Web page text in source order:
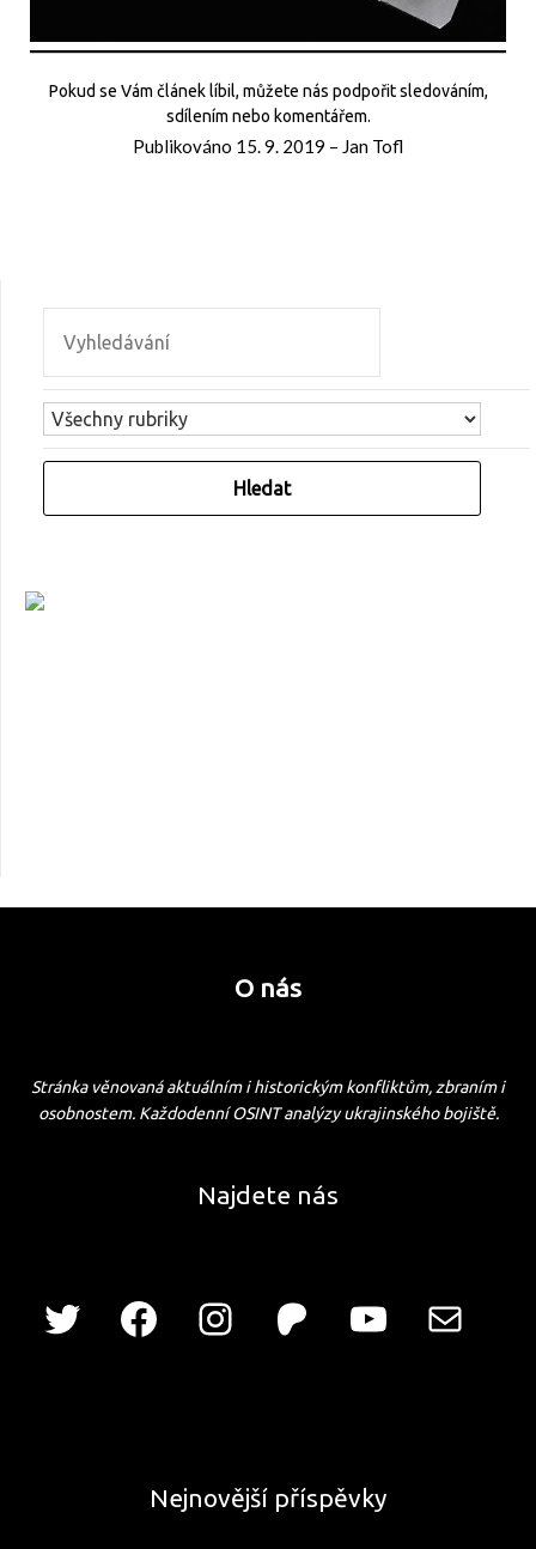
Pokud se Vám článek líbil, můžete nás podpořit sledováním,
sdílením nebo komentářem.
Publikováno 15. 9. 2019 – Jan Tofl
O nás
Stránka věnovaná aktuálním i historickým konfliktům, zbraním i
osobnostem. Každodenní OSINT analýzy ukrajinského bojiště.
Najdete nás
Nejnovější příspěvky